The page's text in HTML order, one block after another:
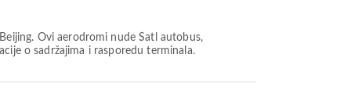
Ovi aerodromi nude Šatl autobus,
o sadržajima i rasporedu terminala.